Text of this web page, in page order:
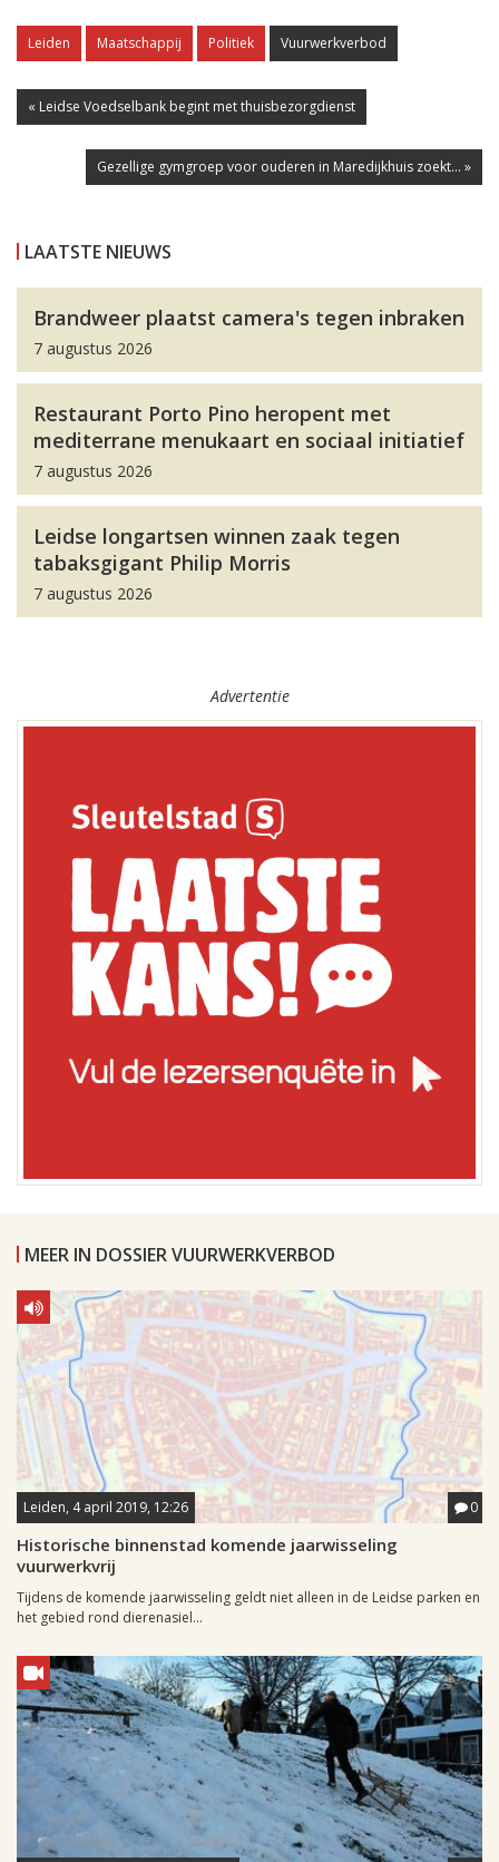
Leiden Maatschappij Politiek Vuurwerkverbod
« Leidse Voedselbank begint met thuisbezorgdienst
Gezellige gymgroep voor ouderen in Maredijkhuis zoekt... »
LAATSTE NIEUWS
Brandweer plaatst camera's tegen inbraken
7 augustus 2026
Restaurant Porto Pino heropent met
mediterrane menukaart en sociaal initiatief
7 augustus 2026
Leidse longartsen winnen zaak tegen
tabaksgigant Philip Morris
7 augustus 2026
Advertentie
MEER IN DOSSIER VUURWERKVERBOD
Leiden, 4 april 2019, 12:26 0
Historische binnenstad komende jaarwisseling
vuurwerkvrij
Tijdens de komende jaarwisseling geldt niet alleen in de Leidse parken en
het gebied rond dierenasiel...